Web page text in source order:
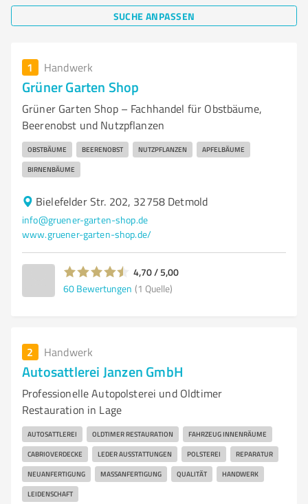
SUCHE ANPASSEN
1 Handwerk
Grüner Garten Shop
Grüner Garten Shop – Fachhandel für Obstbäume,
Beerenobst und Nutzpflanzen
OBSTBÄUME BEERENOBST NUTZPFLANZEN APFELBÄUME
BIRNENBÄUME
Bielefelder Str. 202, 32758 Detmold
info@gruener-garten-shop.de
www.gruener-garten-shop.de/
4,70 / 5,00
60 Bewertungen (1 Quelle)
2 Handwerk
Autosattlerei Janzen GmbH
Professionelle Autopolsterei und Oldtimer
Restauration in Lage
AUTOSATTLEREI OLDTIMER RESTAURATION FAHRZEUG INNENRÄUME
CABRIOVERDECKE LEDER AUSSTATTUNGEN POLSTEREI REPARATUR
NEUANFERTIGUNG MASSANFERTIGUNG QUALITÄT HANDWERK
LEIDENSCHAFT